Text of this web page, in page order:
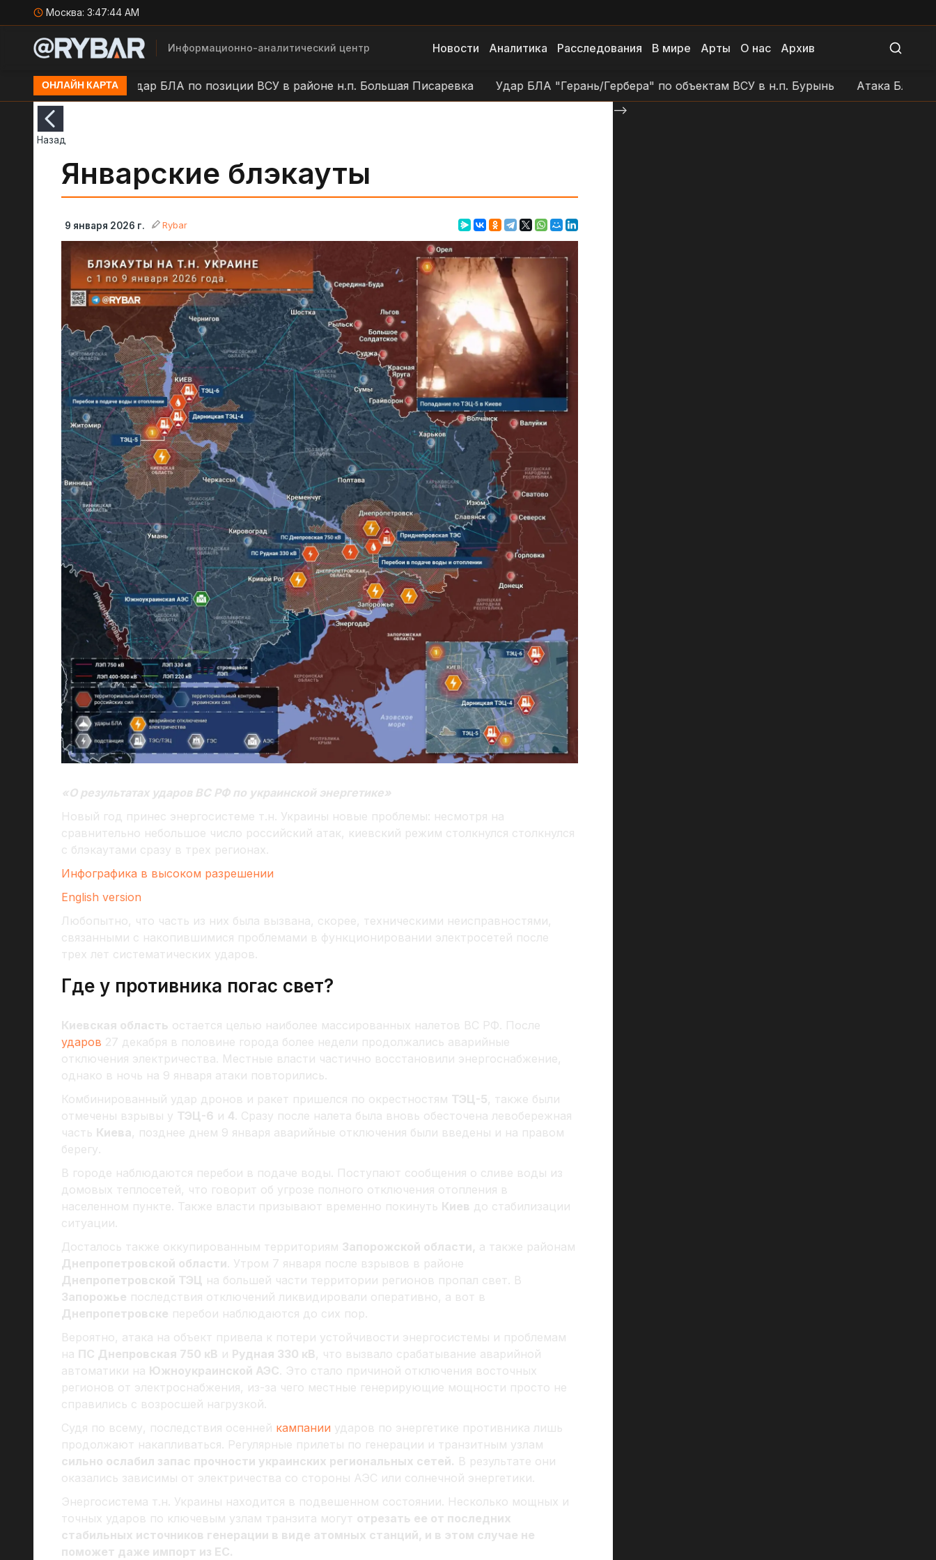
Москва: 3:47:45 AM
Информационно-аналитический центр Новости Аналитика Расследования В мире Арты О нас Архив
ОНЛАЙН КАРТА
Камыши Удар БЛА по позиции ВСУ в районе н.п. Большая Писаревка Удар БЛА "Герань/Гербера" по объектам ВСУ в н.п. Бурынь Атака БЛА на
Назад
Январские блэкауты
9 января 2026 г. Rybar
«О результатах ударов ВС РФ по украинской энергетике»
Новый год принес энергосистеме т.н. Украины новые проблемы: несмотря на
сравнительно небольшое число российский атак, киевский режим столкнулся столкнулся
с блэкаутами сразу в трех регионах.
Инфографика в высоком разрешении
English version
Любопытно, что часть из них была вызвана, скорее, техническими неисправностями,
связанными с накопившимися проблемами в функционировании электросетей после
трех лет систематических ударов.
Где у противника погас свет?
Киевская область остается целью наиболее массированных налетов ВС РФ. После
ударов 27 декабря в половине города более недели продолжались аварийные
отключения электричества. Местные власти частично восстановили энергоснабжение,
однако в ночь на 9 января атаки повторились.
Комбинированный удар дронов и ракет пришелся по окрестностям ТЭЦ-5, также были
отмечены взрывы у ТЭЦ-6 и 4. Сразу после налета была вновь обесточена левобережная
часть Киева, позднее днем 9 января аварийные отключения были введены и на правом
берегу.
В городе наблюдаются перебои в подаче воды. Поступают сообщения о сливе воды из
домовых теплосетей, что говорит об угрозе полного отключения отопления в
населенном пункте. Также власти призывают временно покинуть Киев до стабилизации
ситуации.
Досталось также оккупированным территориям Запорожской области, а также районам
Днепропетровской области. Утром 7 января после взрывов в районе
Днепропетровской ТЭЦ на большей части территории регионов пропал свет. В
Запорожье последствия отключений ликвидировали оперативно, а вот в
Днепропетровске перебои наблюдаются до сих пор.
Вероятно, атака на объект привела к потери устойчивости энергосистемы и проблемам
на ПС Днепровская 750 кВ и Рудная 330 кВ, что вызвало срабатывание аварийной
автоматики на Южноукраинской АЭС. Это стало причиной отключения восточных
регионов от электроснабжения, из-за чего местные генерирующие мощности просто не
справились с возросшей нагрузкой.
Судя по всему, последствия осенней кампании ударов по энергетике противника лишь
продолжают накапливаться. Регулярные прилеты по генерации и транзитным узлам
сильно ослабил запас прочности украинских региональных сетей. В результате они
оказались зависимы от электричества со стороны АЭС или солнечной энергетики.
Энергосистема т.н. Украины находится в подвешенном состоянии. Несколько мощных и
точных ударов по ключевым узлам транзита могут отрезать ее от последних
стабильных источников генерации в виде атомных станций, и в этом случае не
поможет даже импорт из ЕС.
-->